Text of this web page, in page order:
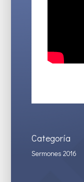
Categoría
Sermones 2016